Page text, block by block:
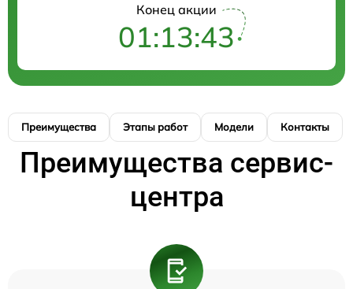
Конец акции
01:13:43
Преимущества Этапы работ Модели Контакты
Преимущества сервис-
центра